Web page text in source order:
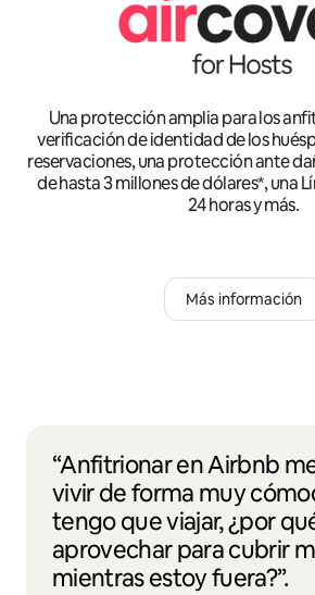
Una protección amplia para los
verificación de identidad de los
reservaciones, una protección ante
de hasta 3 millones de dólares*, una
24 horas y más.
Más información
“Anfitrionar en Airbnb
vivir de forma muy
tengo que viajar, ¿por
aprovechar para cubrir
mientras estoy fuera?”.